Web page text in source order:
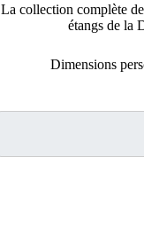
La collection complète
étangs de la
Dimensions